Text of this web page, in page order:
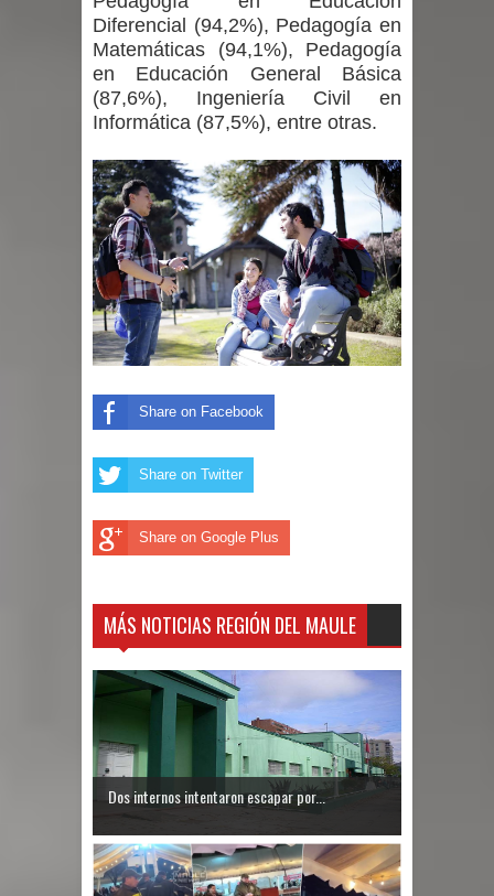
Diferencial (94,2%), Pedagogía en
Matemáticas (94,1%), Pedagogía
en Educación General Básica
(87,6%), Ingeniería Civil en
Informática (87,5%), entre otras.
Share on Facebook
Share on Twitter
Share on Google Plus
MÁS NOTICIAS REGIÓN DEL MAULE
Dos internos intentaron escapar por...